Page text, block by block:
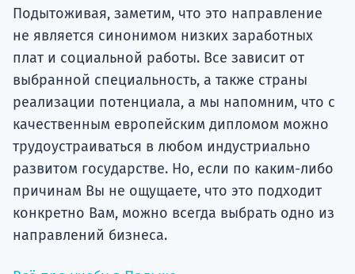
Подытоживая, заметим, что это направление
не является синонимом низких заработных
плат и социальной работы. Все зависит от
выбранной специальность, а также страны
реализации потенциала, а мы напомним, что с
качественным европейским дипломом можно
трудоустраиваться в любом индустриально
развитом государстве. Но, если по каким-либо
причинам Вы не ощущаете, что это подходит
конкретно Вам, можно всегда выбрать одно из
направлений бизнеса.